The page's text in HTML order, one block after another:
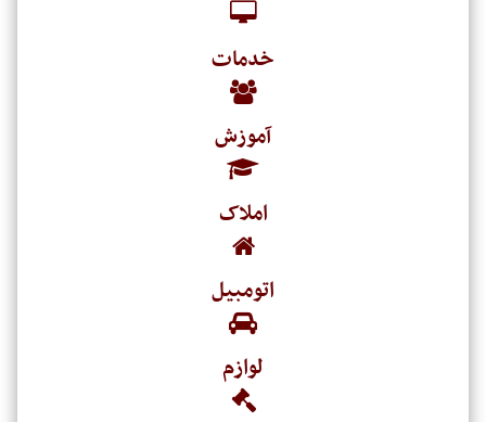
خدمات
آموزش
املاک
اتومبیل
لوازم